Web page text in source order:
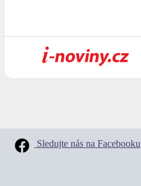
Sledujte nás na Facebooku